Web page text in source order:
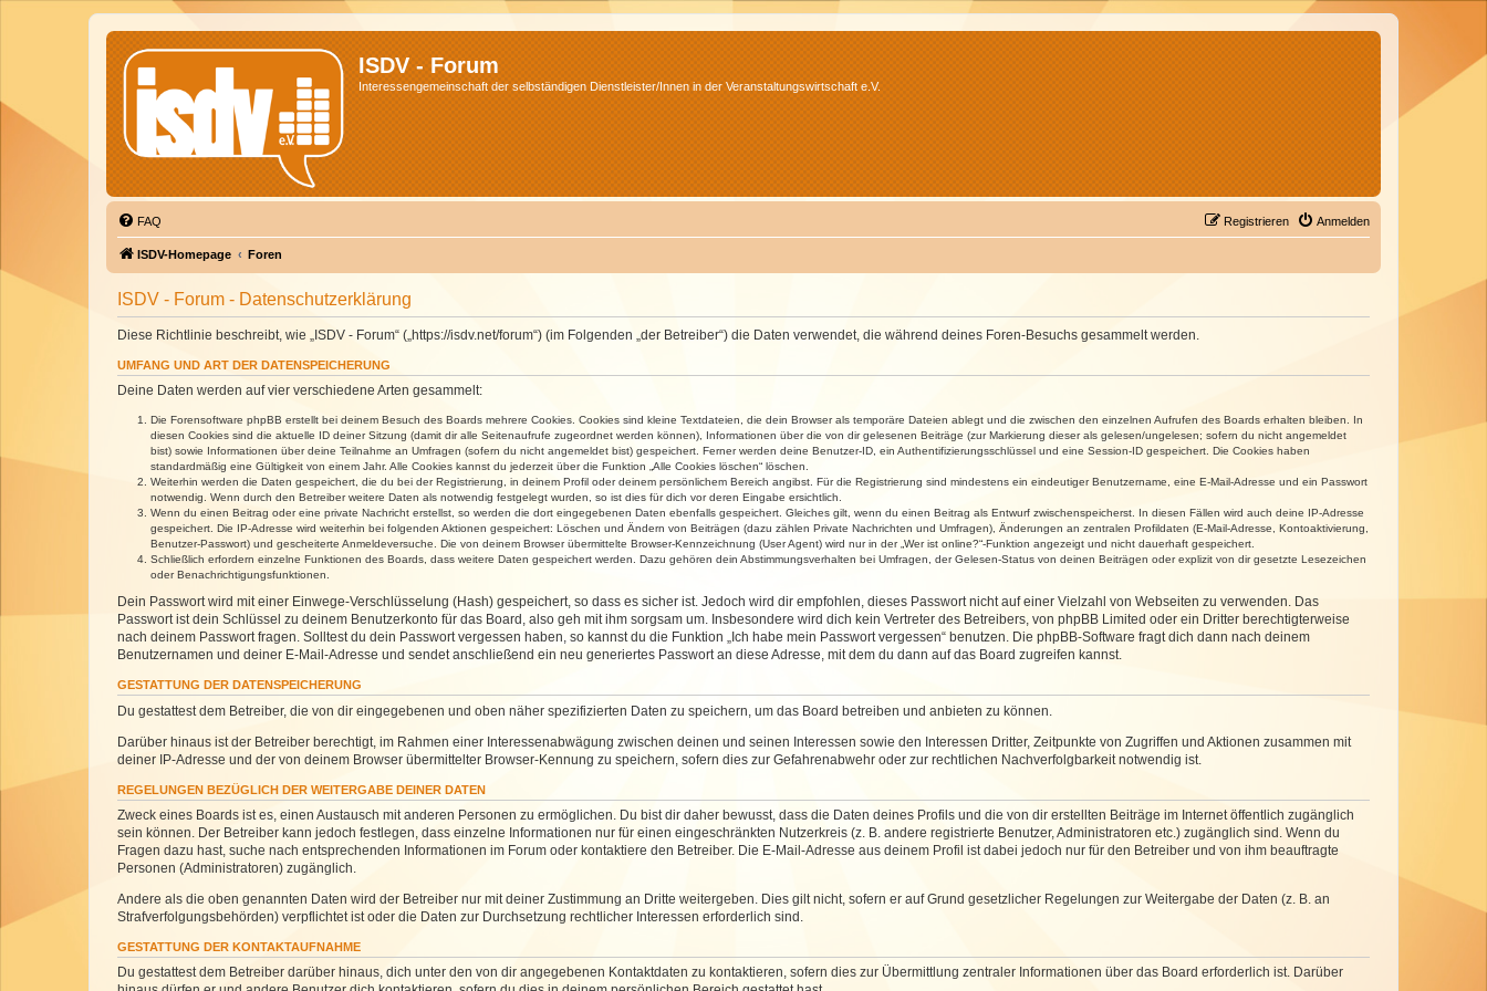
ISDV - Forum
Interessengemeinschaft der selbständigen Dienstleister/Innen in der Veranstaltungswirtschaft e.V.
FAQ Anmelden
Registrieren
ISDV-Homepage Foren
ISDV - Forum - Datenschutzerklärung
Diese Richtlinie beschreibt, wie „ISDV - Forum“ („https://isdv.net/forum“) (im Folgenden „der Betreiber“) die Daten verwendet, die während deines Foren-Besuchs gesammelt werden.
UMFANG UND ART DER DATENSPEICHERUNG
Deine Daten werden auf vier verschiedene Arten gesammelt:
Die Forensoftware phpBB erstellt bei deinem Besuch des Boards mehrere Cookies. Cookies sind kleine Textdateien, die dein Browser als temporäre Dateien ablegt und die zwischen den einzelnen Aufrufen des Boards erhalten bleiben. In
diesen Cookies sind die aktuelle ID deiner Sitzung (damit dir alle Seitenaufrufe zugeordnet werden können), Informationen über die von dir gelesenen Beiträge (zur Markierung dieser als gelesen/ungelesen; sofern du nicht angemeldet
bist) sowie Informationen über deine Teilnahme an Umfragen (sofern du nicht angemeldet bist) gespeichert. Ferner werden deine Benutzer-ID, ein Authentifizierungsschlüssel und eine Session-ID gespeichert. Die Cookies haben
standardmäßig eine Gültigkeit von einem Jahr. Alle Cookies kannst du jederzeit über die Funktion „Alle Cookies löschen“ löschen.
Weiterhin werden die Daten gespeichert, die du bei der Registrierung, in deinem Profil oder deinem persönlichem Bereich angibst. Für die Registrierung sind mindestens ein eindeutiger Benutzername, eine E-Mail-Adresse und ein Passwort
notwendig. Wenn durch den Betreiber weitere Daten als notwendig festgelegt wurden, so ist dies für dich vor deren Eingabe ersichtlich.
Wenn du einen Beitrag oder eine private Nachricht erstellst, so werden die dort eingegebenen Daten ebenfalls gespeichert. Gleiches gilt, wenn du einen Beitrag als Entwurf zwischenspeicherst. In diesen Fällen wird auch deine IP-Adresse
gespeichert. Die IP-Adresse wird weiterhin bei folgenden Aktionen gespeichert: Löschen und Ändern von Beiträgen (dazu zählen Private Nachrichten und Umfragen), Änderungen an zentralen Profildaten (E-Mail-Adresse, Kontoaktivierung,
Benutzer-Passwort) und gescheiterte Anmeldeversuche. Die von deinem Browser übermittelte Browser-Kennzeichnung (User Agent) wird nur in der „Wer ist online?“-Funktion angezeigt und nicht dauerhaft gespeichert.
Schließlich erfordern einzelne Funktionen des Boards, dass weitere Daten gespeichert werden. Dazu gehören dein Abstimmungsverhalten bei Umfragen, der Gelesen-Status von deinen Beiträgen oder explizit von dir gesetzte Lesezeichen
oder Benachrichtigungsfunktionen.
Dein Passwort wird mit einer Einwege-Verschlüsselung (Hash) gespeichert, so dass es sicher ist. Jedoch wird dir empfohlen, dieses Passwort nicht auf einer Vielzahl von Webseiten zu verwenden. Das
Passwort ist dein Schlüssel zu deinem Benutzerkonto für das Board, also geh mit ihm sorgsam um. Insbesondere wird dich kein Vertreter des Betreibers, von phpBB Limited oder ein Dritter berechtigterweise
nach deinem Passwort fragen. Solltest du dein Passwort vergessen haben, so kannst du die Funktion „Ich habe mein Passwort vergessen“ benutzen. Die phpBB-Software fragt dich dann nach deinem
Benutzernamen und deiner E-Mail-Adresse und sendet anschließend ein neu generiertes Passwort an diese Adresse, mit dem du dann auf das Board zugreifen kannst.
GESTATTUNG DER DATENSPEICHERUNG
Du gestattest dem Betreiber, die von dir eingegebenen und oben näher spezifizierten Daten zu speichern, um das Board betreiben und anbieten zu können.
Darüber hinaus ist der Betreiber berechtigt, im Rahmen einer Interessenabwägung zwischen deinen und seinen Interessen sowie den Interessen Dritter, Zeitpunkte von Zugriffen und Aktionen zusammen mit
deiner IP-Adresse und der von deinem Browser übermittelter Browser-Kennung zu speichern, sofern dies zur Gefahrenabwehr oder zur rechtlichen Nachverfolgbarkeit notwendig ist.
REGELUNGEN BEZÜGLICH DER WEITERGABE DEINER DATEN
Zweck eines Boards ist es, einen Austausch mit anderen Personen zu ermöglichen. Du bist dir daher bewusst, dass die Daten deines Profils und die von dir erstellten Beiträge im Internet öffentlich zugänglich
sein können. Der Betreiber kann jedoch festlegen, dass einzelne Informationen nur für einen eingeschränkten Nutzerkreis (z. B. andere registrierte Benutzer, Administratoren etc.) zugänglich sind. Wenn du
Fragen dazu hast, suche nach entsprechenden Informationen im Forum oder kontaktiere den Betreiber. Die E-Mail-Adresse aus deinem Profil ist dabei jedoch nur für den Betreiber und von ihm beauftragte
Personen (Administratoren) zugänglich.
Andere als die oben genannten Daten wird der Betreiber nur mit deiner Zustimmung an Dritte weitergeben. Dies gilt nicht, sofern er auf Grund gesetzlicher Regelungen zur Weitergabe der Daten (z. B. an
Strafverfolgungsbehörden) verpflichtet ist oder die Daten zur Durchsetzung rechtlicher Interessen erforderlich sind.
GESTATTUNG DER KONTAKTAUFNAHME
Du gestattest dem Betreiber darüber hinaus, dich unter den von dir angegebenen Kontaktdaten zu kontaktieren, sofern dies zur Übermittlung zentraler Informationen über das Board erforderlich ist. Darüber